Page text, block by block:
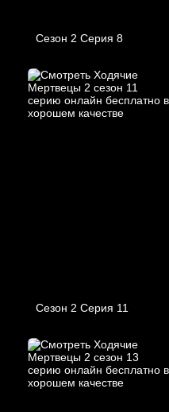
Сезон 2 Серия 8
Сезон 2 Серия 11